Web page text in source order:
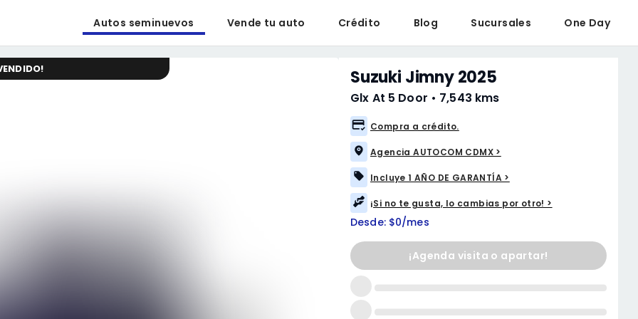
Autos seminuevos Vende tu auto Crédito Blog Sucursales One Day
! Suzuki Jimny 2025
Glx At 5 Door • 7,543 kms
Compra a crédito.
Agencia AUTOCOM CDMX >
Incluye 1 AÑO DE GARANTÍA >
¡Si no te gusta, lo cambias por otro! >
Desde: $0/mes
¡Agenda visita o apartar!